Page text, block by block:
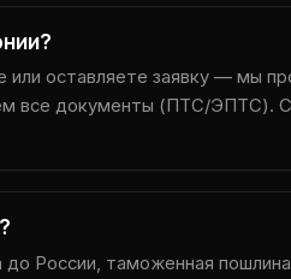
или оставляете заявку — мы
все документы (ПТС/ЭПТС).
России, таможенная